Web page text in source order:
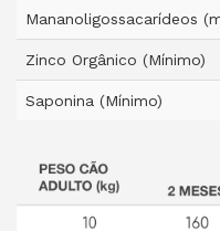
Mananoligossacarídeos
Zinco Orgânico (Mínimo)
Saponina (Mínimo)